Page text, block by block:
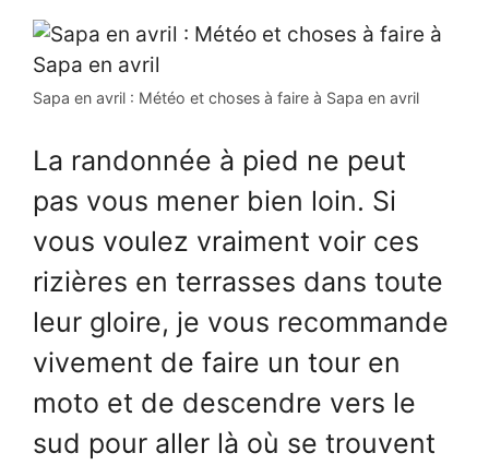
Sapa en avril : Météo et choses à faire à Sapa en avril
La randonnée à pied ne peut
pas vous mener bien loin. Si
vous voulez vraiment voir ces
rizières en terrasses dans toute
leur gloire, je vous recommande
vivement de faire un tour en
moto et de descendre vers le
sud pour aller là où se trouvent